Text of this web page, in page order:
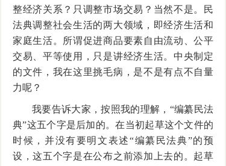
整经济关系？只调整市场交易？当然不是。民
法典调整社会生活的两大领域，即经济生活和
家庭生活。所谓促进商品要素自由流动、公平
交易、平等使用，只是讲经济生活。中央制定
的文件，我在这里挑毛病，是不是有点不自量
力呢？
我要告诉大家，按照我的理解，“编纂民法
典”这五个字是后加的。在当初起草这个文件的
时候，并没有要明文表述“编纂民法典”的预
设，这五个字是在公布之前添加上去的。起草